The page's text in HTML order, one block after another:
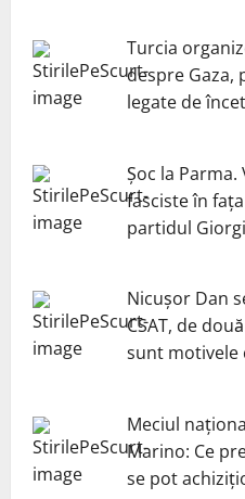
Turcia
despre
legate de
Șoc la
fasciste în
partidul
Nicuşor Dan
CSAT, de
sunt motivele
Meciul
Marino: Ce
se pot